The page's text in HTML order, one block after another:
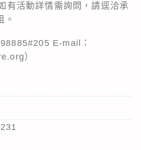
有活動詳情需詢問，請逕洽承
。
E-mail：
）
231